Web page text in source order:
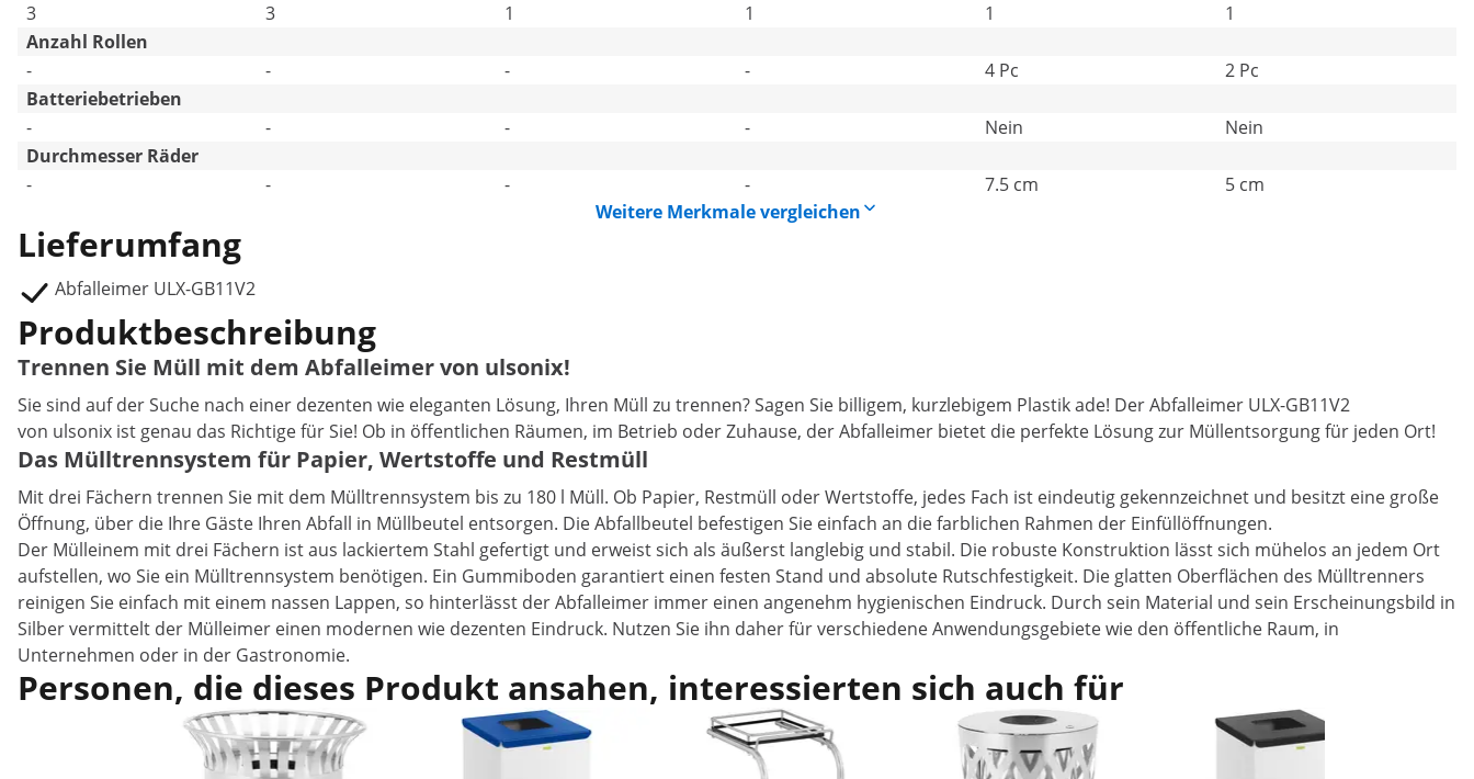
3
3 1 1 1
1
Anzahl Rollen
-
- - - 4 Pc
2 Pc
Batteriebetrieben
-
- - - Nein
Nein
Durchmesser Räder
-
- - - 7.5 cm
5 cm
Weitere Merkmale vergleichen
Lieferumfang
Abfalleimer ULX-GB11V2
Produktbeschreibung
Trennen Sie Müll mit dem Abfalleimer von ulsonix!
Sie sind auf der Suche nach einer dezenten wie eleganten Lösung, Ihren Müll zu trennen? Sagen Sie billigem, kurzlebigem Plastik ade! Der Abfalleimer ULX-GB11V2
von ulsonix ist genau das Richtige für Sie! Ob in öffentlichen Räumen, im Betrieb oder Zuhause, der Abfalleimer bietet die perfekte Lösung zur Müllentsorgung für jeden Ort!
Das Mülltrennsystem für Papier, Wertstoffe und Restmüll
Mit drei Fächern trennen Sie mit dem Mülltrennsystem bis zu 180 l Müll. Ob Papier, Restmüll oder Wertstoffe, jedes Fach ist eindeutig gekennzeichnet und besitzt eine große
Öffnung, über die Ihre Gäste Ihren Abfall in Müllbeutel entsorgen. Die Abfallbeutel befestigen Sie einfach an die farblichen Rahmen der Einfüllöffnungen.
Der Mülleinem mit drei Fächern ist aus lackiertem Stahl gefertigt und erweist sich als äußerst langlebig und stabil. Die robuste Konstruktion lässt sich mühelos an jedem Ort
aufstellen, wo Sie ein Mülltrennsystem benötigen. Ein Gummiboden garantiert einen festen Stand und absolute Rutschfestigkeit. Die glatten Oberflächen des Mülltrenners
reinigen Sie einfach mit einem nassen Lappen, so hinterlässt der Abfalleimer immer einen angenehm hygienischen Eindruck. Durch sein Material und sein Erscheinungsbild in
Silber vermittelt der Mülleimer einen modernen wie dezenten Eindruck. Nutzen Sie ihn daher für verschiedene Anwendungsgebiete wie den öffentliche Raum, in
Unternehmen oder in der Gastronomie.
Personen, die dieses Produkt ansahen, interessierten sich auch für